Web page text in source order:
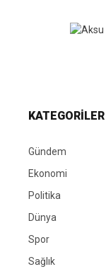
KATEGORİLER
Gündem
Ekonomi
Politika
Dünya
Spor
Sağlık